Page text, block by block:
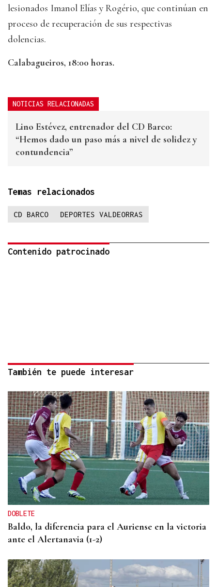
lesionados Imanol Elías y Rogério, que continúan en
proceso de recuperación de sus respectivas
dolencias.
Calabagueiros, 18:00 horas.
NOTICIAS RELACIONADAS
Lino Estévez, entrenador del CD Barco:
“Hemos dado un paso más a nivel de solidez y
contundencia”
Temas relacionados
CD BARCO DEPORTES VALDEORRAS
Contenido patrocinado
También te puede interesar
DOBLETE
Baldo, la diferencia para el Auriense en la victoria
ante el Alertanavia (1-2)